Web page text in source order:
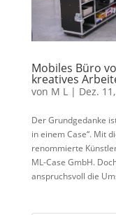
Mobiles Büro
kreatives
von M L| Dez.
Der Grundgedanke
in einem Case“. Mit
renommierte
ML-Case GmbH.
anspruchsvoll die